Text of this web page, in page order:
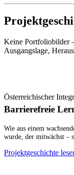
Keine Portfoliobilder
Ausgangslage,
Österreichischer
Barrierefreie
Wie aus einem
wurde, der mitwächst –
Projektgeschichte